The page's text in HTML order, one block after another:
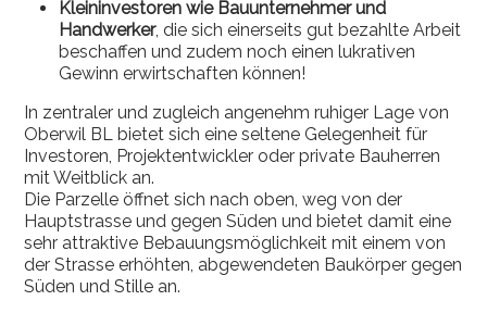
Kleininvestoren wie Bauunternehmer und
Handwerker, die sich einerseits gut bezahlte Arbeit
beschaffen und zudem noch einen lukrativen
Gewinn erwirtschaften können!
In zentraler und zugleich angenehm ruhiger Lage von
Oberwil BL bietet sich eine seltene Gelegenheit für
Investoren, Projektentwickler oder private Bauherren
mit Weitblick an.
Die Parzelle öffnet sich nach oben, weg von der
Hauptstrasse und gegen Süden und bietet damit eine
sehr attraktive Bebauungsmöglichkeit mit einem von
der Strasse erhöhten, abgewendeten Baukörper gegen
Süden und Stille an.